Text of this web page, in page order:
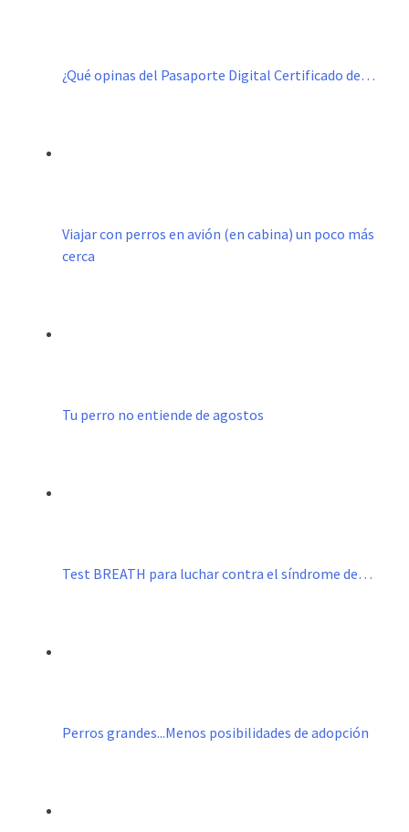
¿Qué opinas del Pasaporte Digital Certificado de…
Viajar con perros en avión (en cabina) un poco más
cerca
Tu perro no entiende de agostos
Test BREATH para luchar contra el síndrome de…
Perros grandes...Menos posibilidades de adopción